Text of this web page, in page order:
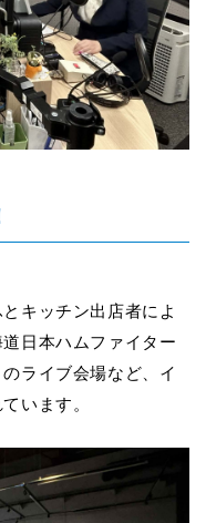
キッチン出店者によ
日本ハムファイター
ライブ会場など、イ
います。